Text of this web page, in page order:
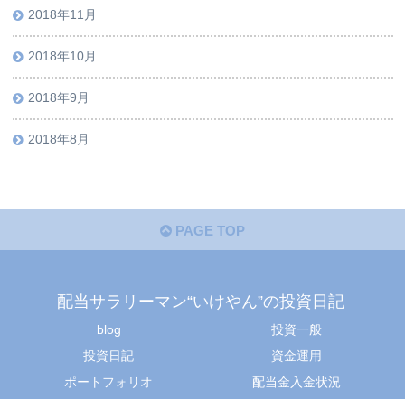
2018年11月
2018年10月
2018年9月
2018年8月
PAGE TOP
配当サラリーマン“いけやん”の投資日記 ​
blog
投資一般
投資日記
資金運用
ポートフォリオ
配当金入金状況